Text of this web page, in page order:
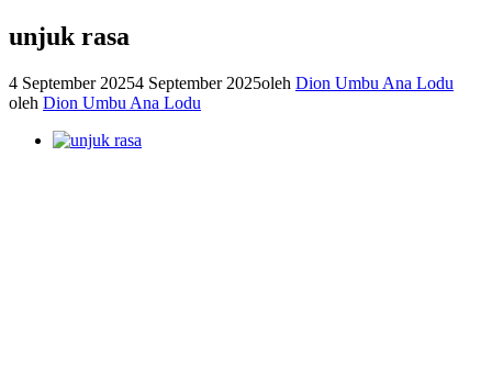
unjuk rasa
4 September 20254 September 2025oleh Dion Umbu Ana Lodu
oleh Dion Umbu Ana Lodu